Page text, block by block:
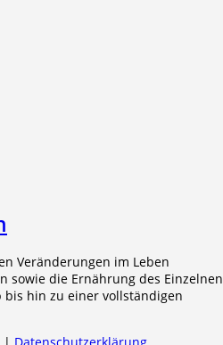
Veränderungen im Leben
sowie die Ernährung des Einzelnen
bis hin zu einer vollständigen